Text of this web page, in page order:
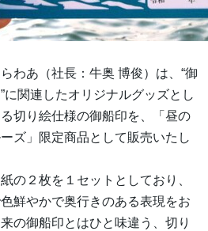
わあ（社長：牛奥 博俊）は、“御
に関連したオリジナルグッズとし
切り絵仕様の御船印を、「昼の
ズ」限定商品として販売いたし
の２枚を１セットとしており、
鮮やかで奥行きのある表現をお
の御船印とはひと味違う、切り